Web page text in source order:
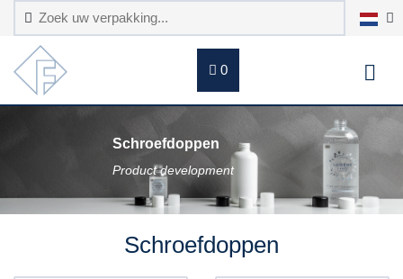
0
Schroefdoppen
Product development
Schroefdoppen